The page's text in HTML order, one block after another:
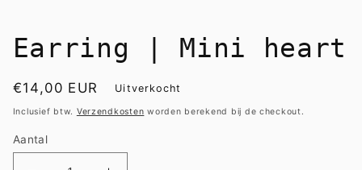
modaal
Earring | Mini heart
Normale
prijs
€14,00 EUR Uitverkocht
Inclusief btw. Verzendkosten worden berekend bij de checkout.
Aantal